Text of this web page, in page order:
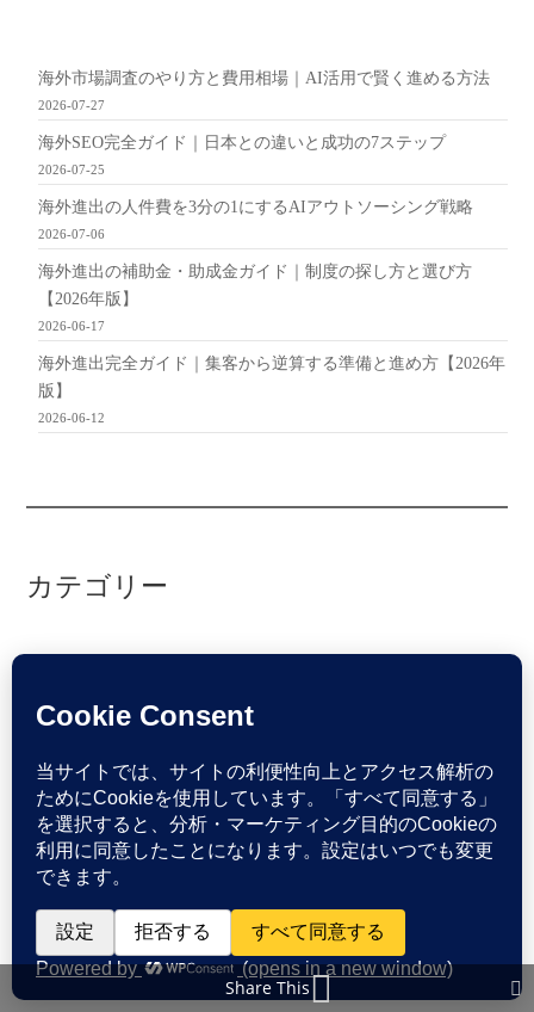
海外市場調査のやり方と費用相場｜AI活用で賢く進める方法
2026-07-27
海外SEO完全ガイド｜日本との違いと成功の7ステップ
2026-07-25
海外進出の人件費を3分の1にするAIアウトソーシング戦略
2026-07-06
海外進出の補助金・助成金ガイド｜制度の探し方と選び方
【2026年版】
2026-06-17
海外進出完全ガイド｜集客から逆算する準備と進め方【2026年
版】
2026-06-12
カテゴリー
Share This